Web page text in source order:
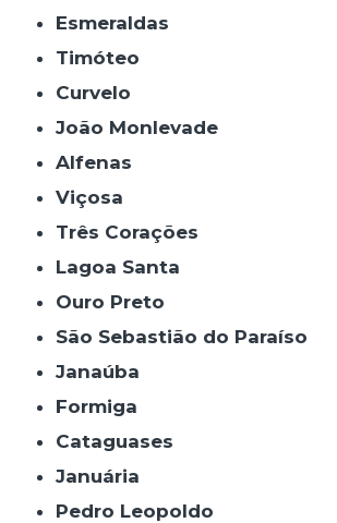
Esmeraldas
Timóteo
Curvelo
João Monlevade
Alfenas
Viçosa
Três Corações
Lagoa Santa
Ouro Preto
São Sebastião do Paraíso
Janaúba
Formiga
Cataguases
Januária
Pedro Leopoldo